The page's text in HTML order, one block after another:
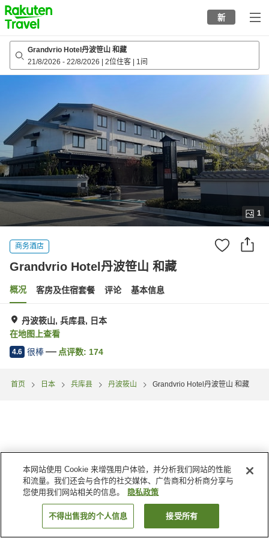
to
top
page
新
Grandvrio Hotel丹波笹山 和藏
21/8/2026 - 22/8/2026 2位住客 1间
1
商务酒店
Grandvrio Hotel丹波笹山 和藏
概况 客房及住宿套餐 评论 基本信息
丹波筱山, 兵库县, 日本
在地图上查看
4.6 很棒 点评数: 174
首页 日本 兵库县 丹波筱山 Grandvrio Hotel丹波笹山 和藏
搜索客房
本网站使用 Cookie 来增强用户体验，并分析我们网站的性能
和流量。我们还会与合作的社交媒体、广告商和分析商分享与
您使用我们网站相关的信息。
隐私政策
不得出售我的个人信息 接受所有